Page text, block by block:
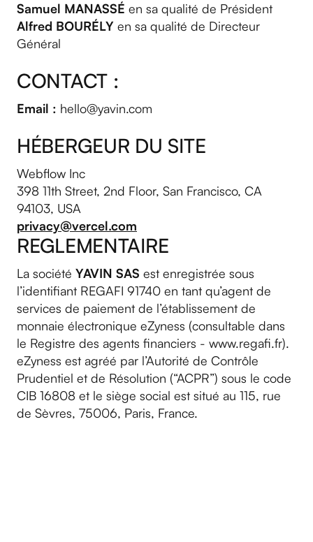
Samuel MANASSÉ en sa qualité de Président
Alfred BOURÉLY en sa qualité de Directeur
Général
CONTACT :
Email : hello@yavin.com
HÉBERGEUR DU SITE
Webflow Inc
398 11th Street, 2nd Floor, San Francisco, CA
94103, USA
privacy@vercel.com
REGLEMENTAIRE
La société YAVIN SAS est enregistrée sous
l’identifiant REGAFI 91740 en tant qu’agent de
services de paiement de l’établissement de
monnaie électronique eZyness (consultable dans
le Registre des agents financiers - www.regafi.fr).
eZyness est agréé par l’Autorité de Contrôle
Prudentiel et de Résolution (“ACPR”) sous le code
CIB 16808 et le siège social est situé au 115, rue
de Sèvres, 75006, Paris, France.